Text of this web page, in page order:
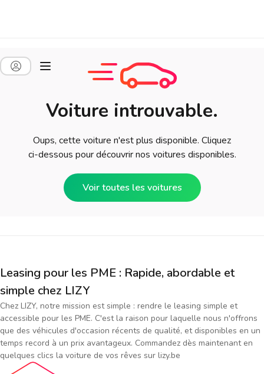
Voiture introuvable.
Oups, cette voiture n'est plus disponible. Cliquez
ci-dessous pour découvrir nos voitures disponibles.
Voir toutes les voitures
Leasing pour les PME : Rapide, abordable et
simple chez LIZY
Chez LIZY, notre mission est simple : rendre le leasing simple et
accessible pour les PME. C'est la raison pour laquelle nous n'offrons
que des véhicules d'occasion récents de qualité, et disponibles en un
temps record à un prix avantageux. Commandez dès maintenant en
quelques clics la voiture de vos rêves sur lizy.be